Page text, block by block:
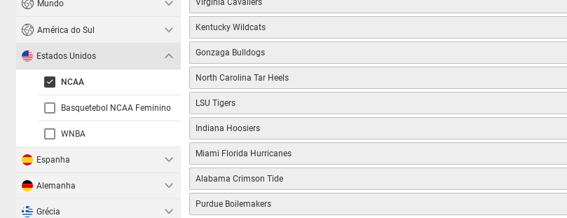
Mundo
América do Sul
Estados Unidos
NCAA
Basquetebol NCAA Feminino
WNBA
Espanha
Alemanha
Grécia
Virginia Cavaliers
Kentucky Wildcats
Gonzaga Bulldogs
North Carolina Tar Heels
LSU Tigers
Indiana Hoosiers
Miami Florida Hurricanes
Alabama Crimson Tide
Purdue Boilemakers